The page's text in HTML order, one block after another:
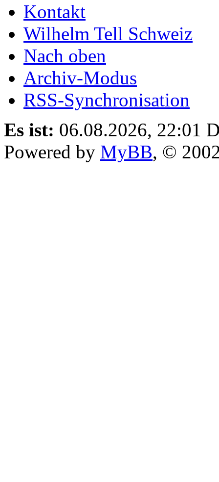
Kontakt
Wilhelm Tell Schweiz
Nach oben
Archiv-Modus
RSS-Synchronisation
Es ist: 06.08.2026, 22:01
Powered by MyBB, ©